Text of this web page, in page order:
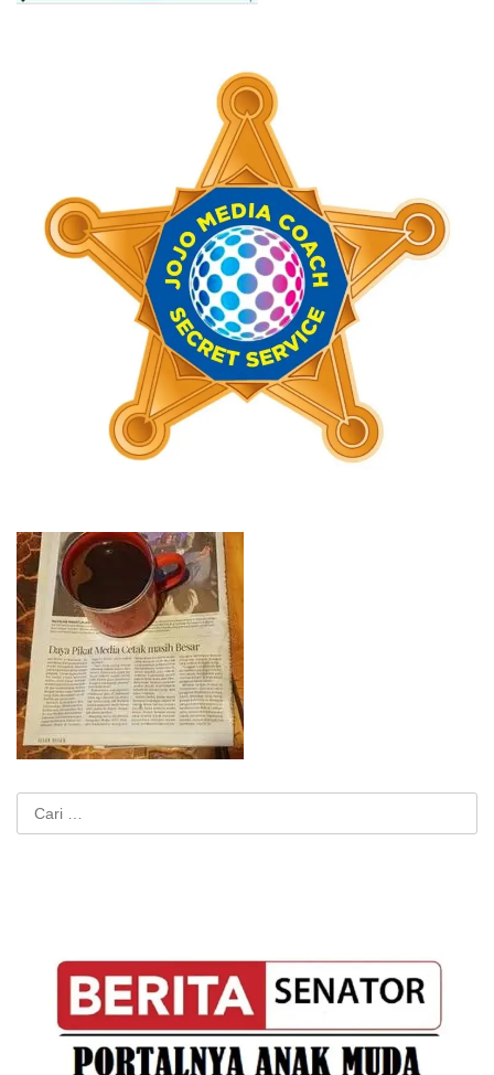
Cari
untuk: